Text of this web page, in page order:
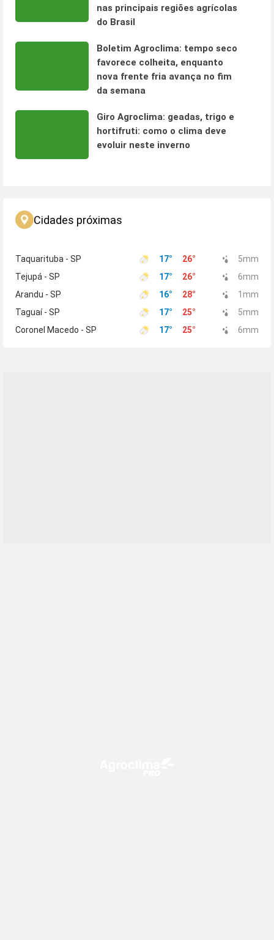
nas principais regiões agrícolas
do Brasil
Boletim Agroclima: tempo seco
favorece colheita, enquanto
nova frente fria avança no fim
da semana
Giro Agroclima: geadas, trigo e
hortifruti: como o clima deve
evoluir neste inverno
Cidades próximas
Taquarituba - SP 17° 26° 5mm
Tejupá - SP
17° 26° 6mm
Arandu - SP
16° 28° 1 mm
Taguaí - SP
17° 25° 5mm
Coronel Macedo - SP
17° 25° 6mm